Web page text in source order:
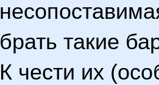
брать такие
К чести их